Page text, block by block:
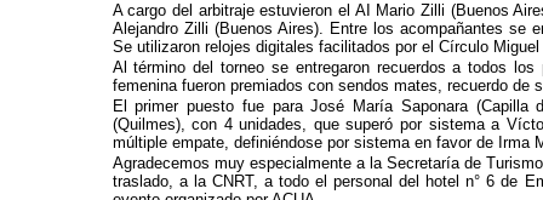
A cargo del arbitraje estuvieron el AI Mario Zilli (Buenos
Alejandro Zilli (Buenos Aires). Entre los acompañantes se
Se utilizaron relojes digitales facilitados por el Círculo
Al término del torneo se entregaron recuerdos a todos
femenina fueron premiados con sendos mates, recuerdo de
El primer puesto fue para José María Saponara
(Quilmes), con 4 unidades, que superó por sistema a
múltiple empate, definiéndose por sistema en favor de Irma
Agradecemos muy especialmente a la Secretaría de
traslado, a la CNRT, a todo el personal del hotel n° 6 de